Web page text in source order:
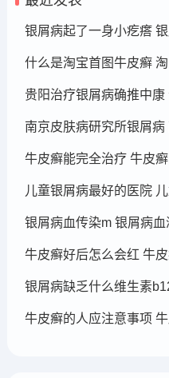
银屑病起了一身小疙瘩
什么是淘宝首图牛皮癣
贵阳治疗银屑病确推中
牛皮癣能完全治疗 牛皮
儿童银屑病最好的医院
银屑病血传染m 银屑病血
牛皮癣好后怎么会红 牛
牛皮癣的人应注意事项